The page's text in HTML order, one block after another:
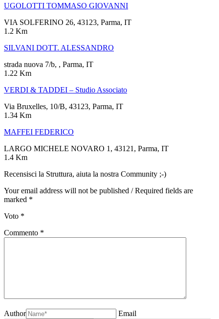
UGOLOTTI TOMMASO GIOVANNI
VIA SOLFERINO 26, 43123, Parma, IT
1.2 Km
SILVANI DOTT. ALESSANDRO
strada nuova 7/b, , Parma, IT
1.22 Km
VERDI & TADDEI – Studio Associato
Via Bruxelles, 10/B, 43123, Parma, IT
1.34 Km
MAFFEI FEDERICO
LARGO MICHELE NOVARO 1, 43121, Parma, IT
1.4 Km
Recensisci la Struttura, aiuta la nostra Community ;-)
Your email address will not be published / Required fields are
marked *
Voto *
Commento *
Author
Email